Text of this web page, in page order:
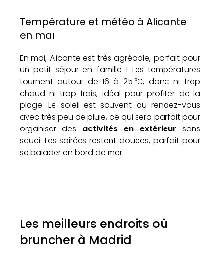
Température et météo à Alicante
en mai
En mai, Alicante est très agréable, parfait pour
un petit séjour en famille ! Les températures
tournent autour de 16 à 25 °C, donc ni trop
chaud ni trop frais, idéal pour profiter de la
plage. Le soleil est souvent au rendez-vous
avec très peu de pluie, ce qui sera parfait pour
organiser des activités en extérieur sans
souci. Les soirées restent douces, parfait pour
se balader en bord de mer.
Les meilleurs endroits où
bruncher à Madrid